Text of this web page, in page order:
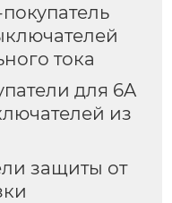
тока
для 6A
из
защиты от